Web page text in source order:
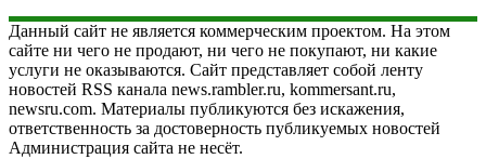
Данный сайт не является коммерческим проектом. На этом
сайте ни чего не продают, ни чего не покупают, ни какие
услуги не оказываются. Сайт представляет собой ленту
новостей RSS канала news.rambler.ru, kommersant.ru,
newsru.com. Материалы публикуются без искажения,
ответственность за достоверность публикуемых новостей
Администрация сайта не несёт.